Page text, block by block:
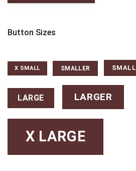
Button Sizes
X SMALL SMALLER SMALL
LARGE LARGER
X LARGE